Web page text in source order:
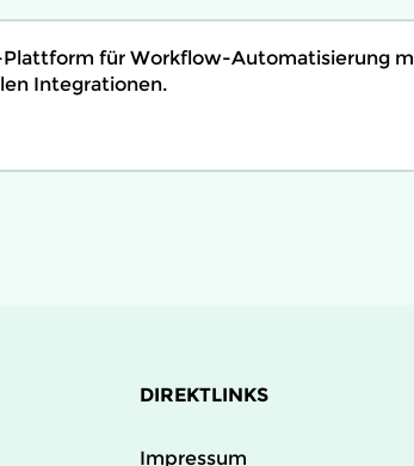
für Workflow-Automatisierung
Integrationen.
DIREKTLINKS
Impressum